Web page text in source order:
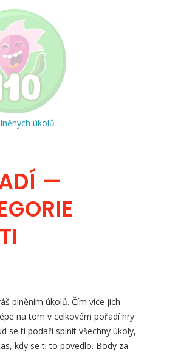
úkolů
—
plněním úkolů. Čím více jich
na tom v celkovém pořadí hry
se ti podaří splnit všechny úkoly,
kdy se ti to povedlo. Body za